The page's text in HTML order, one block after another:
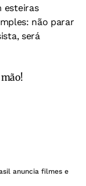
esteiras
não parar
será
anuncia filmes e